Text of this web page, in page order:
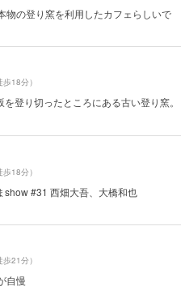
物の登り窯を利用したカフェらしいで
歩18分）
登り切ったところにある古い登り窯。
歩18分）
show #31 西畑大吾、大橋和也
歩21分）
自慢